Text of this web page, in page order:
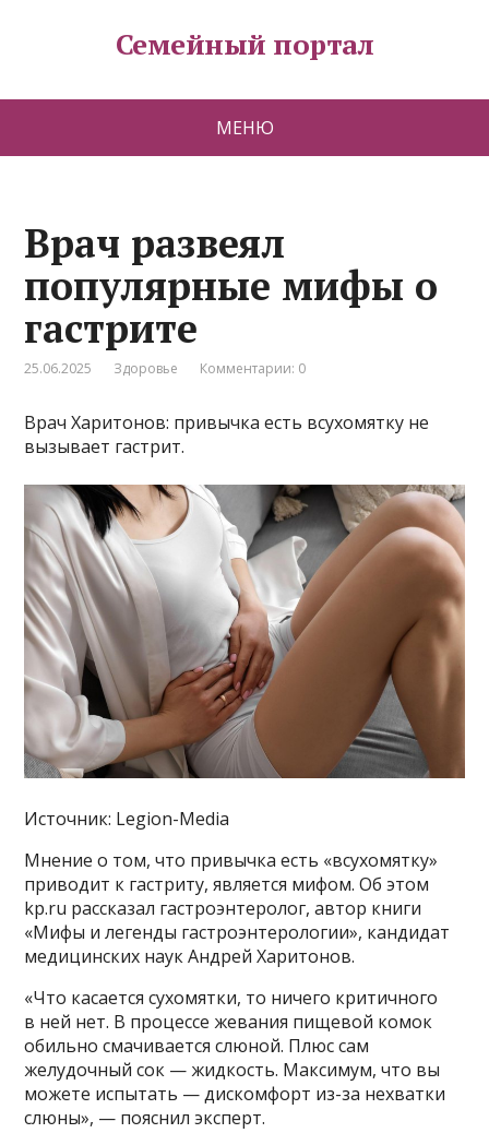
Семейный портал
МЕНЮ
Врач развеял
популярные мифы о
гастрите
25.06.2025 Здоровье Комментарии: 0
Врач Харитонов: привычка есть всухомятку не
вызывает гастрит.
Источник: Legion-Media
Мнение о том, что привычка есть «всухомятку»
приводит к гастриту, является мифом. Об этом
kp.ru рассказал гастроэнтеролог, автор книги
«Мифы и легенды гастроэнтерологии», кандидат
медицинских наук Андрей Харитонов.
«Что касается сухомятки, то ничего критичного
в ней нет. В процессе жевания пищевой комок
обильно смачивается слюной. Плюс сам
желудочный сок — жидкость. Максимум, что вы
можете испытать — дискомфорт из-за нехватки
слюны», — пояснил эксперт.